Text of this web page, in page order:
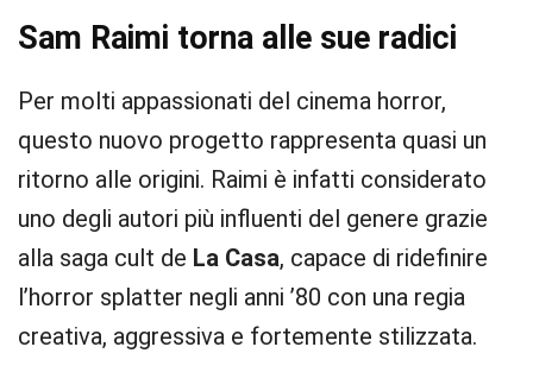
Sam Raimi torna alle sue radici
Per molti appassionati del cinema horror,
questo nuovo progetto rappresenta quasi un
ritorno alle origini. Raimi è infatti considerato
uno degli autori più influenti del genere grazie
alla saga cult de La Casa, capace di ridefinire
l’horror splatter negli anni ’80 con una regia
creativa, aggressiva e fortemente stilizzata.